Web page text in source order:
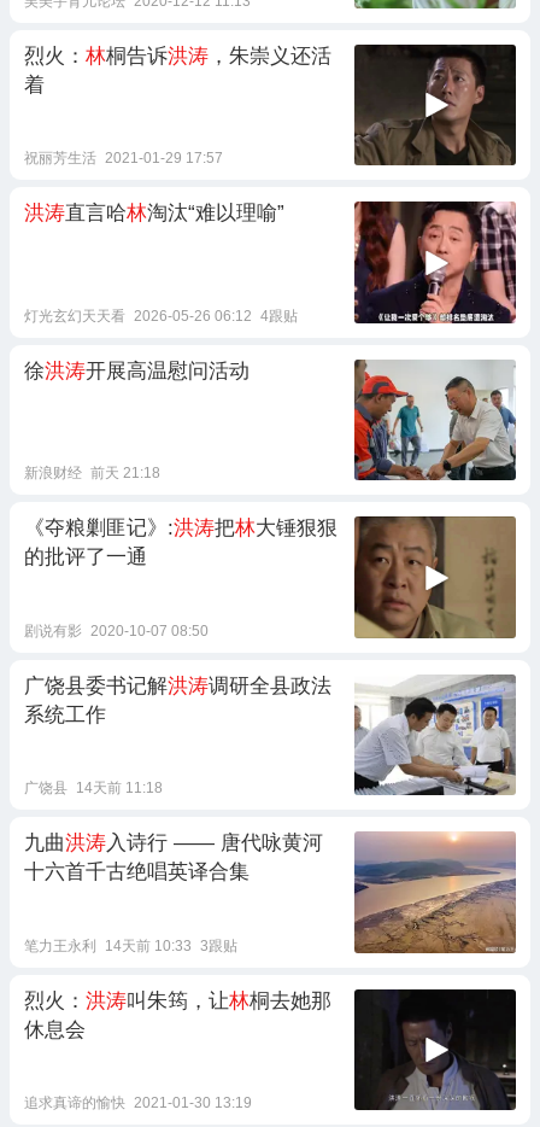
烈火： 林桐告诉洪涛 ，朱崇义还活
着
祝丽芳生活 2021-01-29 17:57
洪涛直言哈林淘汰“难以理喻”
灯光玄幻天天看 2026-05-26 06:12 4跟贴
徐洪涛开展高温慰问活动
新浪财经 前天 21:18
《夺粮剿匪记》:洪涛把林大锤狠狠
的批评了一通
剧说有影 2020-10-07 08:50
广饶县委书记解洪涛调研全县政法
系统工作
广饶县 14天前 11:18
九曲洪涛入诗行 —— 唐代咏黄河
十六首千古绝唱英译合集
笔力王永利 14天前 10:33 3跟贴
烈火： 洪涛叫朱筠，让林桐去她那
休息会
追求真谛的愉快 2021-01-30 13:19